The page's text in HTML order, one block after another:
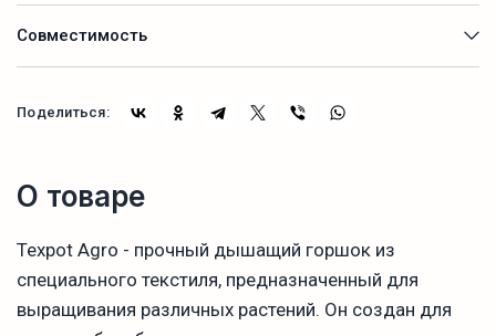
Совместимость
Поделиться:
О товаре
Texpot Agro - прочный дышащий горшок из
специального текстиля, предназначенный для
выращивания различных растений. Он создан для